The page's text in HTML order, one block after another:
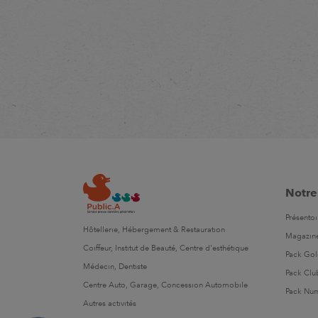
Hôtellerie, Hébergement & Restauration
Coiffeur, Institut de Beauté, Centre d'esthétique
Médecin, Dentiste
Centre Auto, Garage, Concession Automobile
Autres activités
Pack
Pack
Pack